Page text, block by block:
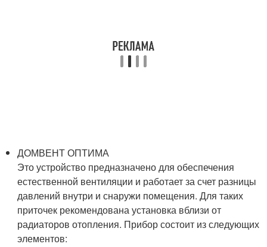
ДОМВЕНТ ОПТИМА
Это устройство предназначено для обеспечения
естественной вентиляции и работает за счет разницы
давлений внутри и снаружи помещения. Для таких
приточек рекомендована установка вблизи от
радиаторов отопления. Прибор состоит из следующих
элементов: